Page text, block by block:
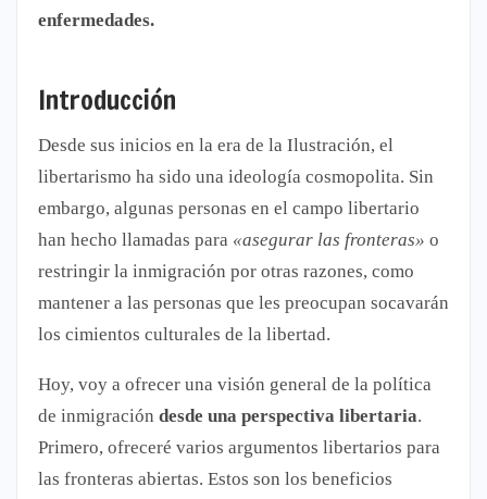
enfermedades.
Introducción
Desde sus inicios en la era de la Ilustración, el
libertarismo ha sido una ideología cosmopolita. Sin
embargo, algunas personas en el campo libertario
han hecho llamadas para «asegurar las fronteras» o
restringir la inmigración por otras razones, como
mantener a las personas que les preocupan socavarán
los cimientos culturales de la libertad.
Hoy, voy a ofrecer una visión general de la política
de inmigración desde una perspectiva libertaria.
Primero, ofreceré varios argumentos libertarios para
las fronteras abiertas. Estos son los beneficios